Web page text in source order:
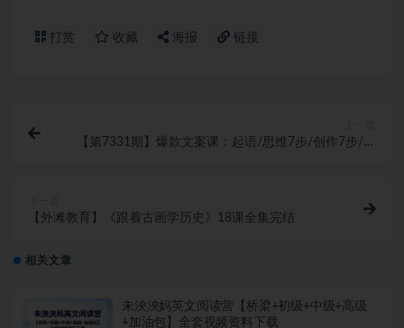
打赏 收藏 海报 链接
【第7331期】爆款文案课：起语/思维7步/创作7步/案
【外滩教育】《跟着古画学历史》18课全集完结
相关文章
未泱泱妈英文阅读营【桥梁+初级+中级+高级
+加油包】全套视频资料下载